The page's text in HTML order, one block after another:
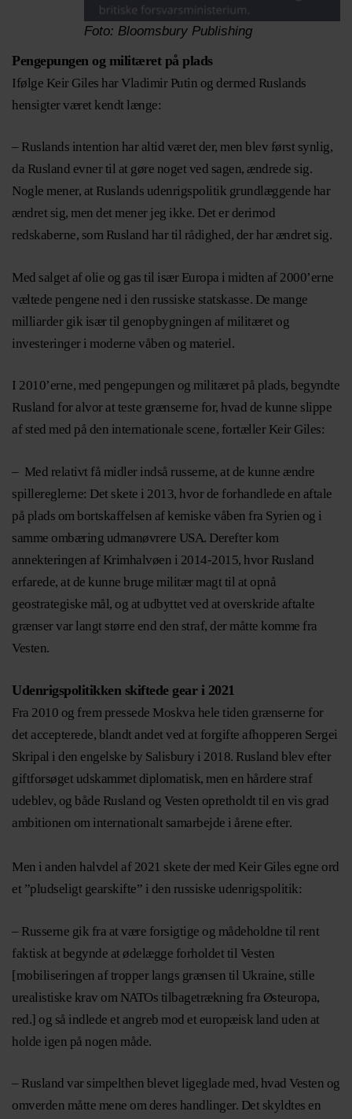
Foto: Bloomsbury Publishing
Pengepungen og militæret på plads
Ifølge Keir Giles har Vladimir Putin og dermed Ruslands
hensigter været kendt længe:
– Ruslands intention har altid været der, men blev først synlig,
da Rusland evner til at gøre noget ved sagen, ændrede sig.
Nogle mener, at Ruslands udenrigspolitik grundlæggende har
ændret sig, men det mener jeg ikke. Det er derimod
redskaberne, som Rusland har til rådighed, der har ændret sig.
Med salget af olie og gas til især Europa i midten af 2000’erne
væltede pengene ned i den russiske statskasse. De mange
milliarder gik især til genopbygningen af militæret og
investeringer i moderne våben og materiel.
I 2010’erne, med pengepungen og militæret på plads, begyndte
Rusland for alvor at teste grænserne for, hvad de kunne slippe
af sted med på den internationale scene, fortæller Keir Giles:
– Med relativt få midler indså russerne, at de kunne ændre
spillereglerne: Det skete i 2013, hvor de forhandlede en aftale
på plads om bortskaffelsen af kemiske våben fra Syrien og i
samme ombæring udmanøvrere USA. Derefter kom
annekteringen af Krimhalvøen i 2014-2015, hvor Rusland
erfarede, at de kunne bruge militær magt til at opnå
geostrategiske mål, og at udbyttet ved at overskride aftalte
grænser var langt større end den straf, der måtte komme fra
Vesten.
Udenrigspolitikken skiftede gear i 2021
Fra 2010 og frem pressede Moskva hele tiden grænserne for
det accepterede, blandt andet ved at forgifte afhopperen Sergei
Skripal i den engelske by Salisbury i 2018. Rusland blev efter
giftforsøget udskammet diplomatisk, men en hårdere straf
udeblev, og både Rusland og Vesten opretholdt til en vis grad
ambitionen om internationalt samarbejde i årene efter.
Men i anden halvdel af 2021 skete der med Keir Giles egne ord
et ”pludseligt gearskifte” i den russiske udenrigspolitik:
– Russerne gik fra at være forsigtige og mådeholdne til rent
faktisk at begynde at ødelægge forholdet til Vesten
[mobiliseringen af tropper langs grænsen til Ukraine, stille
urealistiske krav om NATOs tilbagetrækning fra Østeuropa,
red.] og så indlede et angreb mod et europæisk land uden at
holde igen på nogen måde.
– Rusland var simpelthen blevet ligeglade med, hvad Vesten og
omverden måtte mene om deres handlinger. Det skyldtes en